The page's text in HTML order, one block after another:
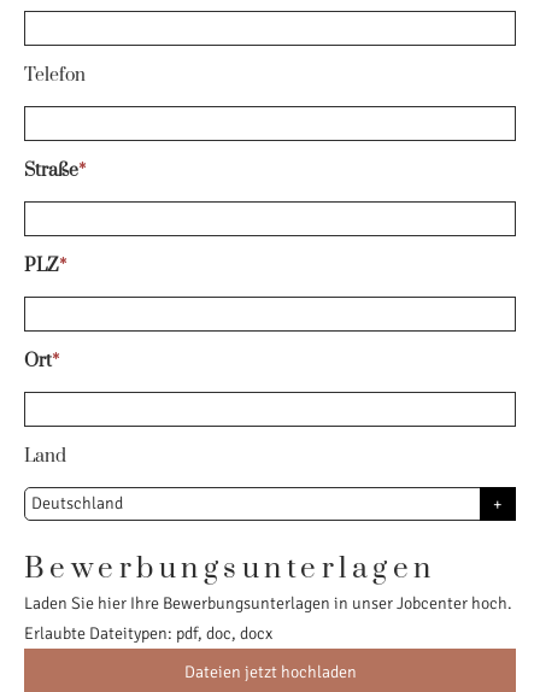
Telefon
Straße*
PLZ*
Ort*
Land
Bewerbungsunterlagen
Laden Sie hier Ihre Bewerbungsunterlagen in unser Jobcenter hoch.
Erlaubte Dateitypen: pdf, doc, docx
Dateien jetzt hochladen